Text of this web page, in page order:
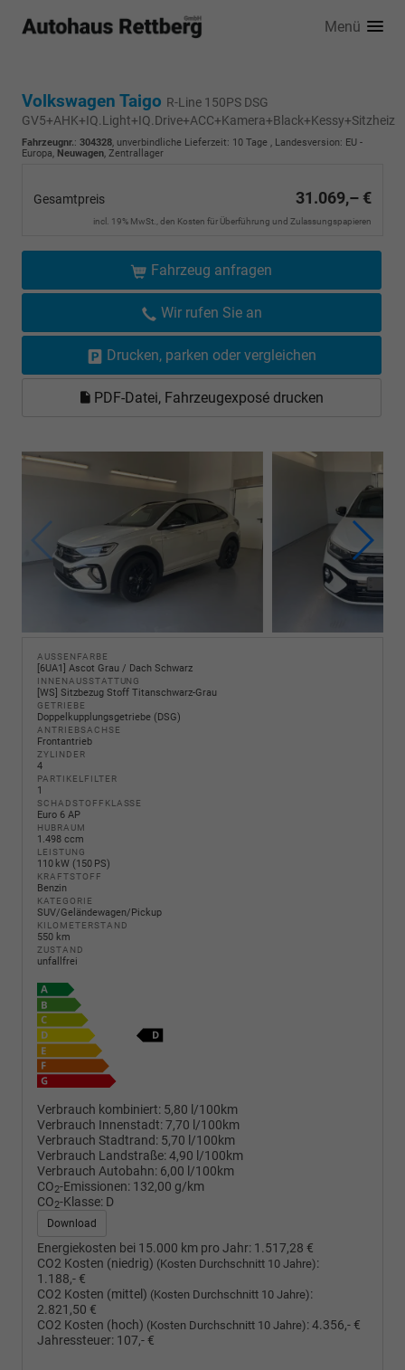
Menü
Volkswagen Taigo R-Line 150PS DSG
GV5+AHK+IQ.Light+IQ.Drive+ACC+Kamera+Black+Kessy+Sitzheiz
Fahrzeugnr.: 304328, unverbindliche Lieferzeit: 10 Tage , Landesversion: EU -
Europa, Neuwagen, Zentrallager
Gesamtpreis 31.069,– €
incl. 19% MwSt., den Kosten für Überführung und Zulassungspapieren
Fahrzeug anfragen
Wir rufen Sie an
Drucken, parken oder vergleichen
PDF-Datei, Fahrzeugexposé drucken
AUSSENFARBE
[6UA1] Ascot Grau / Dach Schwarz
INNENAUSSTATTUNG
[WS] Sitzbezug Stoff Titanschwarz-Grau
GETRIEBE
Doppelkupplungsgetriebe (DSG)
ANTRIEBSACHSE
Frontantrieb
ZYLINDER
4
PARTIKELFILTER
1
SCHADSTOFFKLASSE
Euro 6 AP
HUBRAUM
1.498 ccm
LEISTUNG
110 kW (150 PS)
KRAFTSTOFF
Benzin
KATEGORIE
SUV/Geländewagen/Pickup
KILOMETERSTAND
550 km
ZUSTAND
unfallfrei
Verbrauch kombiniert: 5,80 l/100km
Verbrauch Innenstadt:7,70 l/100km
Verbrauch Stadtrand: 5,70 l/100km
Verbrauch Landstraße:4,90 l/100km
Verbrauch Autobahn: 6,00 l/100km
CO2-Emissionen: 132,00 g/km
CO2-Klasse: D
Download
Energiekosten bei 15.000 km pro Jahr: 1.517,28 €
CO2 Kosten (niedrig) (Kosten Durchschnitt 10 Jahre):
1.188,- €
CO2 Kosten (mittel) (Kosten Durchschnitt 10 Jahre):
2.821,50 €
CO2 Kosten (hoch) (Kosten Durchschnitt 10 Jahre):4.356,- €
Jahressteuer: 107,- €